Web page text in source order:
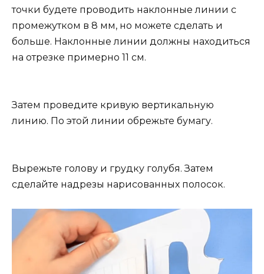
точки будете проводить наклонные линии с
промежутком в 8 мм, но можете сделать и
больше. Наклонные линии должны находиться
на отрезке примерно 11 см.
Затем проведите кривую вертикальную
линию. По этой линии обрежьте бумагу.
Вырежьте голову и грудку голубя. Затем
сделайте надрезы нарисованных полосок.